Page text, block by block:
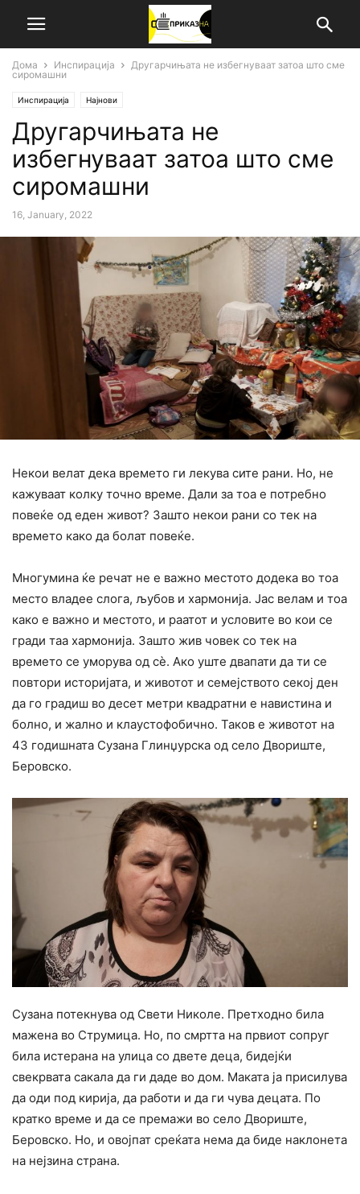
Дома Инспирација
Другарчињата не избегнуваат затоа што сме
сиромашни
Инспирација Најнови
Другарчињата не
избегнуваат затоа што сме
сиромашни
16, January, 2022
Некои велат дека времето ги лекува сите рани. Но, не
кажуваат колку точно време. Дали за тоа е потребно
повеќе од еден живот? Зашто некои рани со тек на
времето како да болат повеќе.
Многумина ќе речат не е важно местото додека во тоа
место владее слога, љубов и хармонија. Јас велам и тоа
како е важно и местото, и раатот и условите во кои се
гради таа хармонија. Зашто жив човек со тек на
времето се уморува од сè. Ако уште двапати да ти се
повтори историјата, и животот и семејството секој ден
да го градиш во десет метри квадратни е навистина и
болно, и жално и клаустофобично. Таков е животот на
43 годишната Сузана Глинџурска од село Двориште,
Беровско.
Сузана потекнува од Свети Николе. Претходно била
мажена во Струмица. Но, по смртта на првиот сопруг
била истерана на улица со двете деца, бидејќи
свекрвата сакала да ги даде во дом. Маката ја присилува
да оди под кирија, да работи и да ги чува децата. По
кратко време и да се премажи во село Двориште,
Беровско. Но, и овојпат среќата нема да биде наклонета
на нејзина страна.